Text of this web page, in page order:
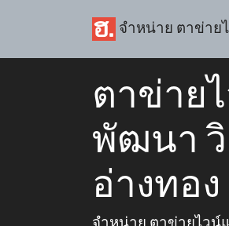
จำหน่าย ตาข่าย
ตาข่าย
พัฒนา
อ่างทอง
จำหน่าย ตาข่ายไวน์